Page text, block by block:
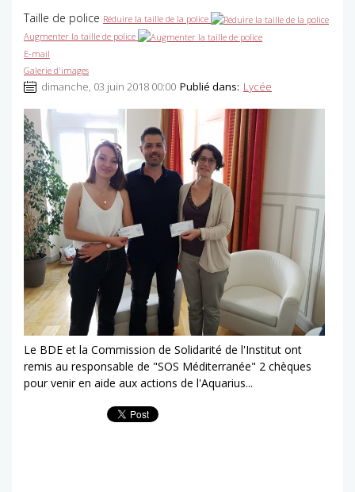
Taille de police Réduire la taille de la police
Augmenter la taille de police
E-mail
Galerie d'images
dimanche, 03 juin 2018 00:00 Publié dans: Lycée
Le BDE et la Commission de Solidarité de l'Institut ont
remis au responsable de "SOS Méditerranée" 2 chèques
pour venir en aide aux actions de l'Aquarius...